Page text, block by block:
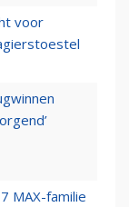
voor
MAX-familie